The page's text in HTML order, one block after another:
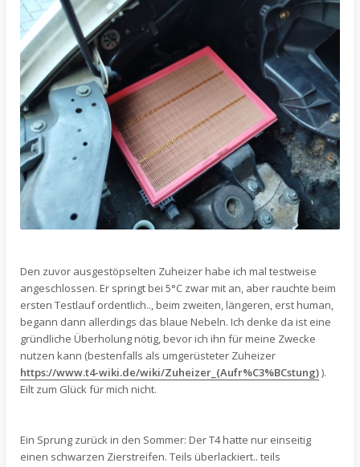
Den zuvor ausgestöpselten Zuheizer habe ich mal testweise
angeschlossen. Er springt bei 5°C zwar mit an, aber rauchte beim
ersten Testlauf ordentlich.., beim zweiten, längeren, erst human,
begann dann allerdings das blaue Nebeln. Ich denke da ist eine
gründliche Überholung nötig, bevor ich ihn für meine Zwecke
nutzen kann (bestenfalls als umgerüsteter Zuheizer
https://www.t4-wiki.de/wiki/Zuheizer_(Aufr%C3%BCstung)).
Eilt zum Glück für mich nicht.
Ein Sprung zurück in den Sommer: Der T4 hatte nur einseitig
einen schwarzen Zierstreifen. Teils überlackiert.. teils